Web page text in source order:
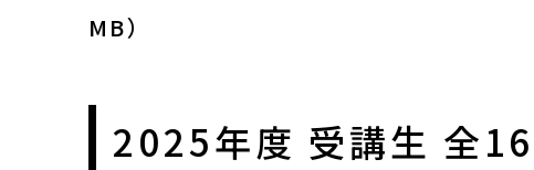
MB）
2025年度 受講生 全